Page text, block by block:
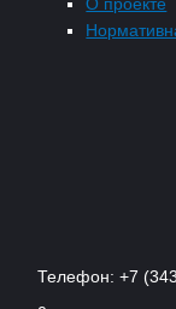
Телефон: +7